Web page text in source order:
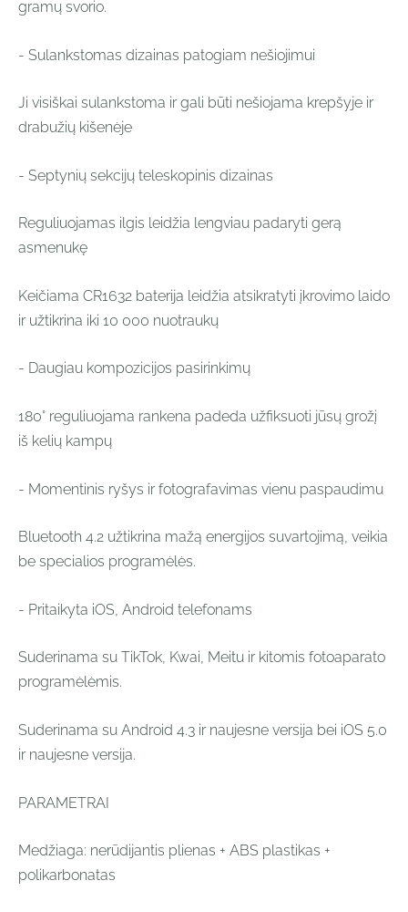
gramų svorio.
- Sulankstomas dizainas patogiam nešiojimui
Ji visiškai sulankstoma ir gali būti nešiojama krepšyje ir
drabužių kišenėje
- Septynių sekcijų teleskopinis dizainas
Reguliuojamas ilgis leidžia lengviau padaryti gerą
asmenukę
Keičiama CR1632 baterija leidžia atsikratyti įkrovimo laido
ir užtikrina iki 10 000 nuotraukų
- Daugiau kompozicijos pasirinkimų
180° reguliuojama rankena padeda užfiksuoti jūsų grožį
iš kelių kampų
- Momentinis ryšys ir fotografavimas vienu paspaudimu
Bluetooth 4.2 užtikrina mažą energijos suvartojimą, veikia
be specialios programėlės.
- Pritaikyta iOS, Android telefonams
Suderinama su TikTok, Kwai, Meitu ir kitomis fotoaparato
programėlėmis.
Suderinama su Android 4.3 ir naujesne versija bei iOS 5.0
ir naujesne versija.
PARAMETRAI
Medžiaga: nerūdijantis plienas + ABS plastikas +
polikarbonatas